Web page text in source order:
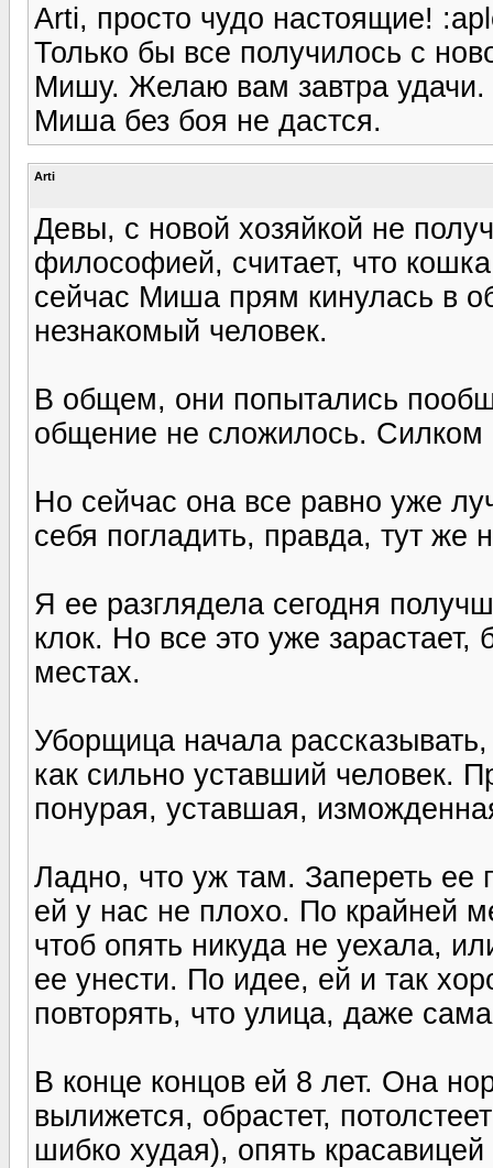
Arti, просто чудо настоящие!
Только бы все получилось с
Мишу. Желаю вам завтра удачи.
Миша без боя не дастся.
Arti
Девы, с новой хозяйкой не
философией, считает, что
сейчас Миша прям кинулась в
незнакомый человек.
В общем, они попытались
общение не сложилось. Силком
Но сейчас она все равно уже
себя погладить, правда, тут же
Я ее разглядела сегодня
клок. Но все это уже зарастает,
местах.
Уборщица начала
как сильно уставший человек.
понурая, уставшая,
Ладно, что уж там. Запереть ее
ей у нас не плохо. По крайней
чтоб опять никуда не уехала,
ее унести. По идее, ей и так
повторять, что улица, даже
В конце концов ей 8 лет. Она
вылижется, обрастет,
шибко худая), опять красавицей